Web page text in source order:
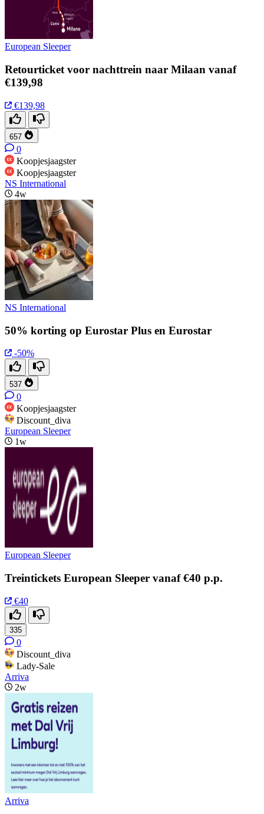
European Sleeper
Retourticket voor nachttrein naar Milaan vanaf
€139,98
€139,98
657
0
Koopjesjaagster
Koopjesjaagster
NS International
4w
NS International
50% korting op Eurostar Plus en Eurostar
-50%
537
0
Koopjesjaagster
Discount_diva
European Sleeper
1w
European Sleeper
Treintickets European Sleeper vanaf €40 p.p.
€40
335
0
Discount_diva
Lady-Sale
Arriva
2w
Arriva